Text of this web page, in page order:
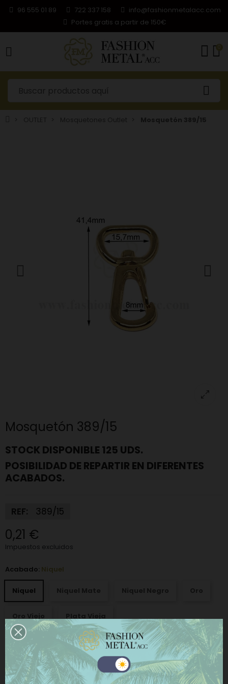
96 555 01 89 722 337 158
info@fashionmetalacc.com
Portes gratis a partir de 150€
0
Mosquetón 389/15
STOCK DISPONIBLE 125 UDS.
POSIBILIDAD DE REPARTIR EN DIFERENTES
ACABADOS.
REF: 389/15
0,21 €
Impuestos excluidos
Acabado: Niquel
Niquel
+ AÑADIR AL CARRITO
COMPRAR AHORA
Este sitio web utiliza cookies propias y de terceros
para mejorar nuestros servicios y mostrarle